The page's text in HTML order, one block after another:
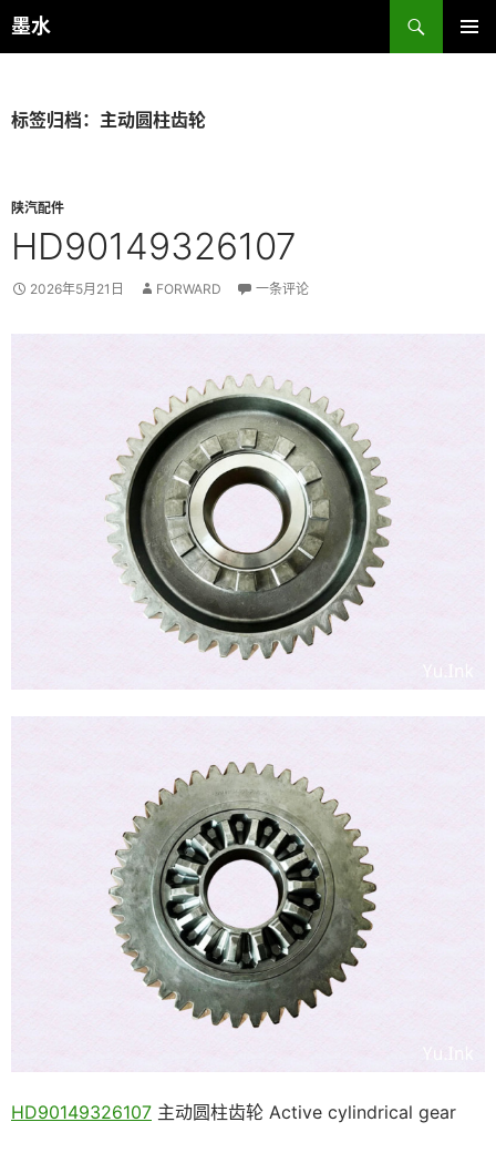
跳
至
墨水
搜
索
标签归档：主动圆柱齿轮
陕汽配件
HD90149326107
2026年5月21日 FORWARD 一条评论
HD90149326107 主动圆柱齿轮 Active cylindrical gear